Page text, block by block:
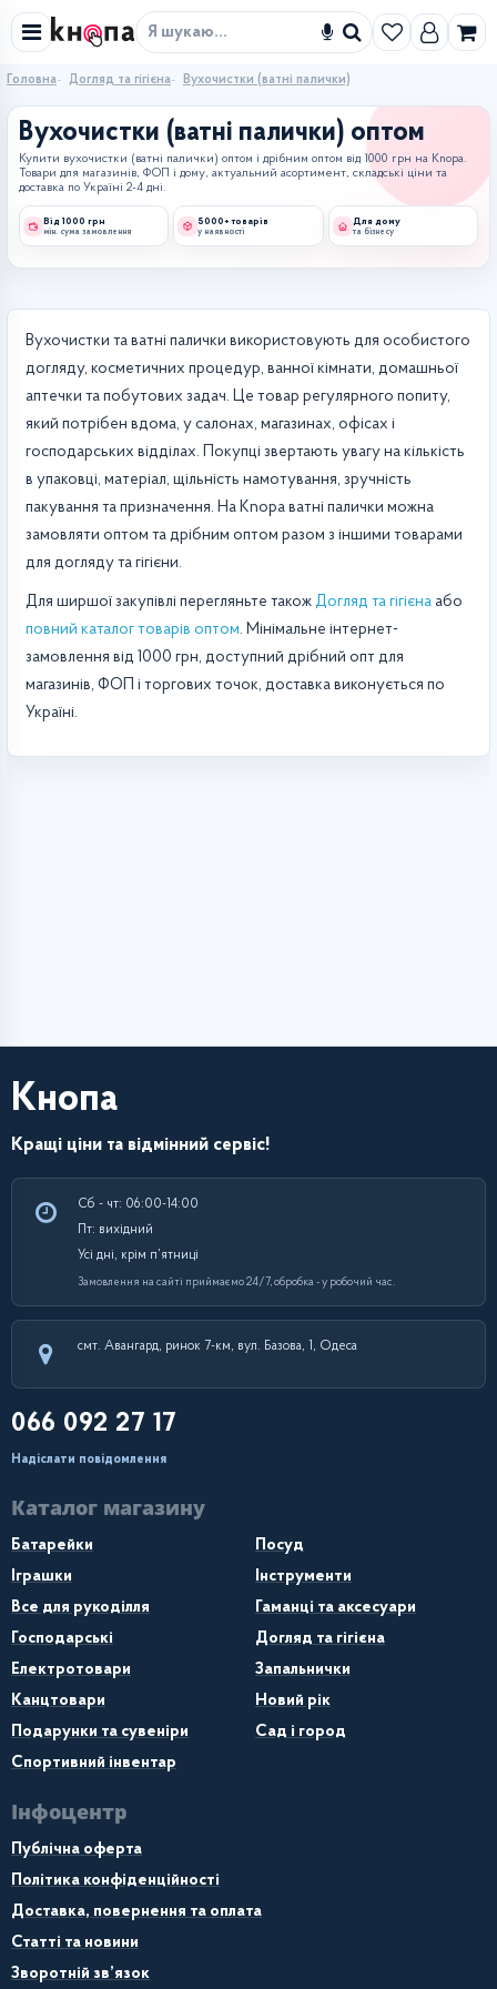
Знайти
Головна Догляд та гігієна Вухочистки (ватні палички)
Вухочистки (ватні палички) оптом
Купити вухочистки (ватні палички) оптом і дрібним оптом від 1000 грн на Knopa.
Товари для магазинів, ФОП і дому, актуальний асортимент, складські ціни та
доставка по Україні 2-4 дні.
Від 1000 грн
мін. сума замовлення
5000+ товарів
у наявності
Для дому
та бізнесу
Вухочистки та ватні палички використовують для особистого
догляду, косметичних процедур, ванної кімнати, домашньої
аптечки та побутових задач. Це товар регулярного попиту,
який потрібен вдома, у салонах, магазинах, офісах і
господарських відділах. Покупці звертають увагу на кількість
в упаковці, матеріал, щільність намотування, зручність
пакування та призначення. На Knopa ватні палички можна
замовляти оптом та дрібним оптом разом з іншими товарами
для догляду та гігієни.
Для ширшої закупівлі перегляньте також Догляд та гігієна або
повний каталог товарів оптом. Мінімальне інтернет-
замовлення від 1000 грн, доступний дрібний опт для
магазинів, ФОП і торгових точок, доставка виконується по
Україні.
Кнопа
Кращі ціни та відмінний сервіс!
Сб - чт: 06:00-14:00
Пт: вихідний
Усі дні, крім п’ятниці
Замовлення на сайті приймаємо 24/7, обробка - у робочий час.
смт. Авангард, ринок 7-км, вул. Базова, 1, Одеса
066 092 27 17
Надіслати повідомлення
Каталог магазину
Батарейки
Посуд
Іграшки
Інструменти
Все для рукоділля
Гаманці та аксесуари
Господарські
Догляд та гігієна
Електротовари
Запальнички
Канцтовари
Новий рік
Подарунки та сувеніри
Сад і город
Спортивний інвентар
Інфоцентр
Публічна оферта
Політика конфіденційності
Доставка, повернення та оплата
Статті та новини
Зворотній зв’язок